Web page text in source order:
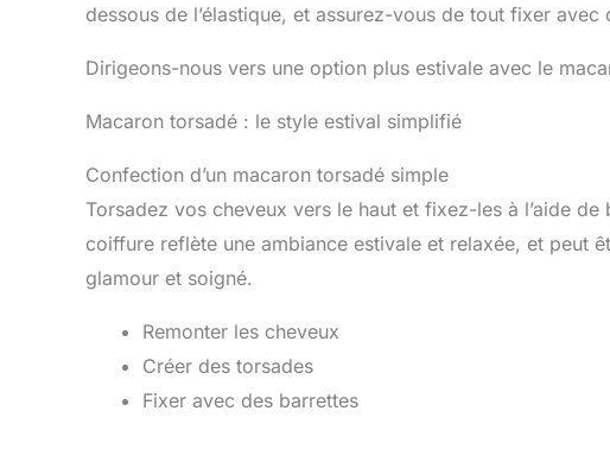
dessous de l’élastique, et assurez-vous de tout fixer avec
Dirigeons-nous vers une option plus estivale avec le
Macaron torsadé : le style estival simplifié
Confection d’un macaron torsadé simple
Torsadez vos cheveux vers le haut et fixez-les à l’aide
coiffure reflète une ambiance estivale et relaxée, et peut
glamour et soigné.
Remonter les cheveux
Créer des torsades
Fixer avec des barrettes